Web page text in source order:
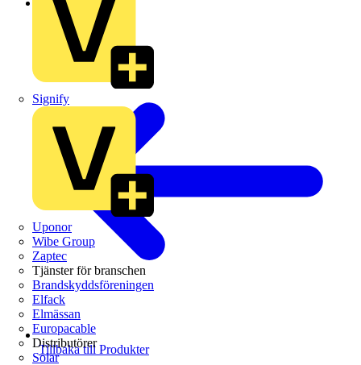
Signify
Uponor
Wibe Group
Zaptec
Tjänster för branschen
Brandskyddsföreningen
Elfack
Elmässan
Europacable
Distributörer
Solar
Tillbaka till Produkter